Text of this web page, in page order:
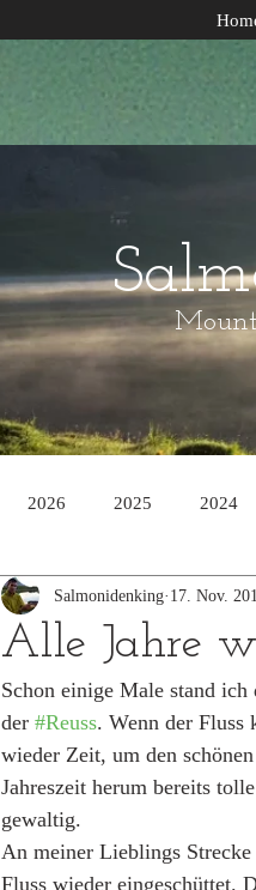
2026 2025 2024
2014
Alle Jahre
Salmonidenking 17. Nov.
Schon einige Male stand ich
der #Reuss. Wenn der Fluss
wieder Zeit, um den schönen
Jahreszeit herum bereits
gewaltig.
An meiner Lieblings
Fluss wieder eingeschüttet.